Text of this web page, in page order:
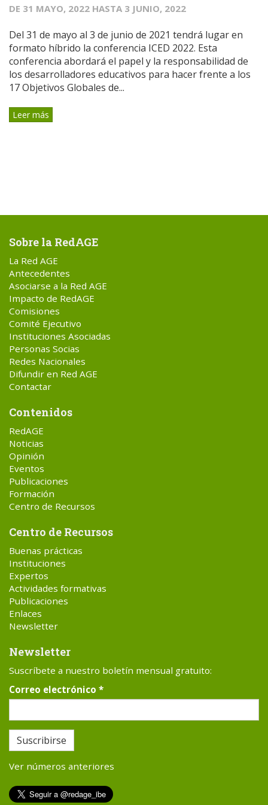
DE 31 MAYO, 2022 HASTA 3 JUNIO, 2022
Del 31 de mayo al 3 de junio de 2021 tendrá lugar en
formato híbrido la conferencia ICED 2022. Esta
conferencia abordará el papel y la responsabilidad de
los desarrolladores educativos para hacer frente a los
17 Objetivos Globales de...
Leer más
Sobre la RedAGE
La Red AGE
Antecedentes
Asociarse a la Red AGE
Impacto de RedAGE
Comisiones
Comité Ejecutivo
Instituciones Asociadas
Personas Socias
Redes Nacionales
Difundir en Red AGE
Contactar
Contenidos
RedAGE
Noticias
Opinión
Eventos
Publicaciones
Formación
Centro de Recursos
Centro de Recursos
Buenas prácticas
Instituciones
Expertos
Actividades formativas
Publicaciones
Enlaces
Newsletter
Newsletter
Suscríbete a nuestro boletín mensual gratuito:
Correo electrónico *
Suscribirse
Ver números anteriores